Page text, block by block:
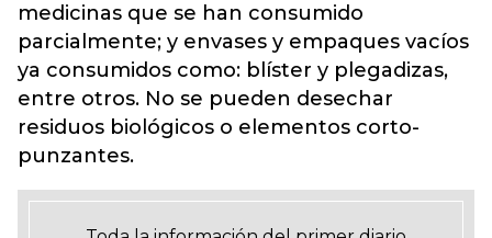
medicinas que se han consumido
parcialmente; y envases y empaques vacíos
ya consumidos como: blíster y plegadizas,
entre otros. No se pueden desechar
residuos biológicos o elementos corto-
punzantes.